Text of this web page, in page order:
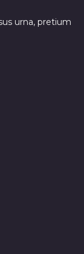
urna, pretium